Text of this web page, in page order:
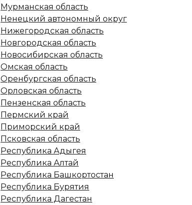
Мурманская область
Ненецкий автономный округ
Нижегородская область
Новгородская область
Новосибирская область
Омская область
Оренбургская область
Орловская область
Пензенская область
Пермский край
Приморский край
Псковская область
Республика Адыгея
Республика Алтай
Республика Башкортостан
Республика Бурятия
Республика Дагестан